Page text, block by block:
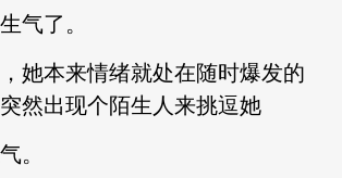
气了。
她本来情绪就处在随时爆发的
然出现个陌生人来挑逗她
。